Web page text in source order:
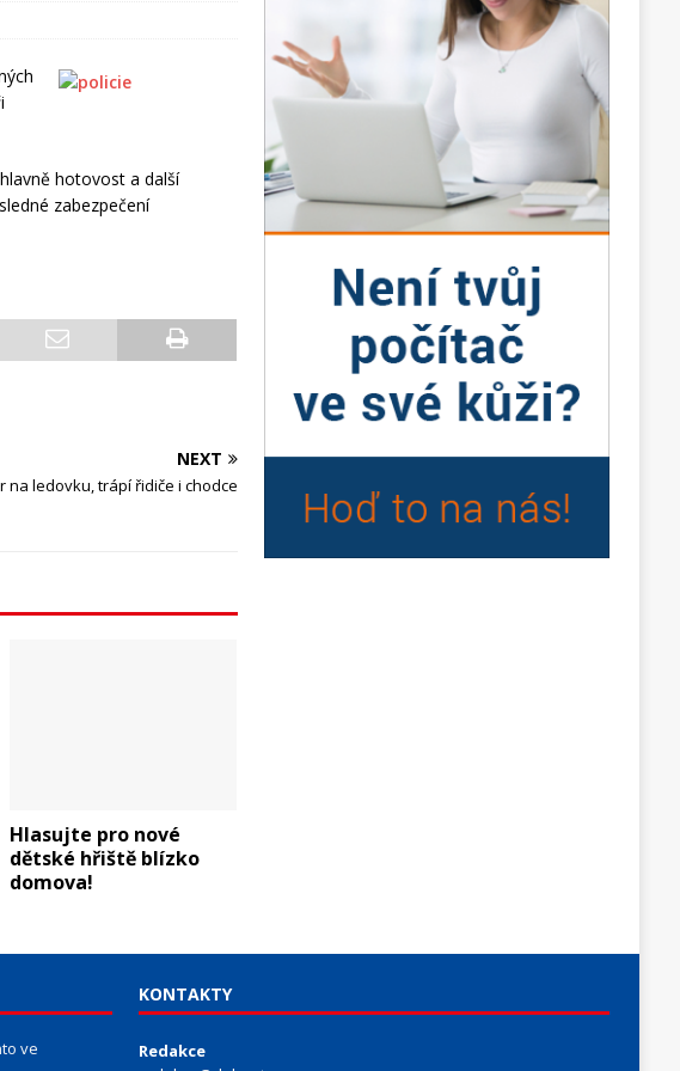
hotovost a další
zabezpečení
NEXT
na ledovku, trápí řidiče i chodce
Hlasujte pro nové
dětské hřiště blízko
domova!
ve
KONTAKTY
Redakce